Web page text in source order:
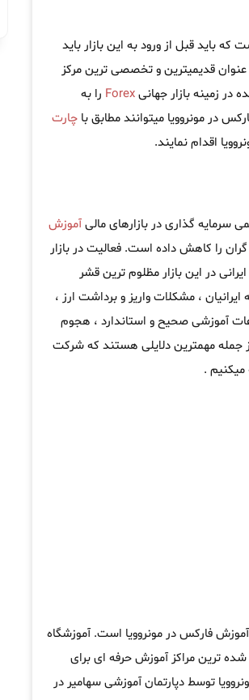
باید قبل از ورود به این بازار باید
عنوان قدیمیترین و تخصصی ترین مرکز
زمینه بازار جهانیForex را به
در مونروویا میتوانند مطابق با چارت
اقدام نمایند.
سرمایه گذاری در بازارهای مالیآموزش
را کاهش داده است. فعالیت در بازار
در این بازار مظلوم ترین قشر
ایرانیان ، مشکلات واریز و برداشت ارز ،
آموزشی صحیح و استاندارد ، هجوم
جمله مهمترین دلایلی هستند که شرکت
.
فارکس در مونروویا است. آموزشگاه
ترین مراکز آموزش حرفه ای برای
توسط دپارتمان آموزشی سهامیر در